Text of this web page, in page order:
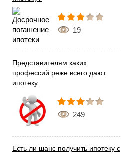
19
Представителям каких
профессий реже всего дают
ипотеку
249
Есть ли шанс получить ипотеку с